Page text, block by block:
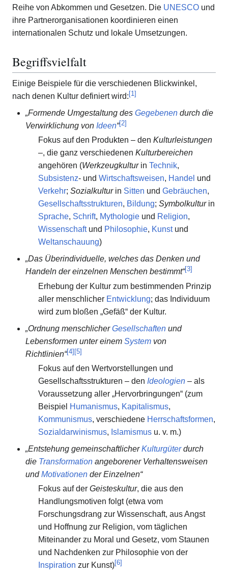
Reihe von Abkommen und Gesetzen. Die UNESCO und
ihre Partnerorganisationen koordinieren einen
internationalen Schutz und lokale Umsetzungen.
Begriffsvielfalt
Einige Beispiele für die verschiedenen Blickwinkel,
nach denen Kultur definiert wird: [1 ]
„Formende Umgestaltung des Gegebenendurch die
Verwirklichung von Ideen“[2]
Fokus auf den Produkten – denKulturleistungen
–, die ganz verschiedenenKulturbereichen
angehören (WerkzeugkulturinTechnik,
Subsistenz- undWirtschaftsweisen, Handel und
Verkehr;Sozialkulturin Sitten undGebräuchen,
Gesellschaftsstrukturen, Bildung;Symbolkulturin
Sprache, Schrift, Mythologie und Religion,
Wissenschaftund Philosophie, Kunstund
Weltanschauung)
„Das Überindividuelle, welches das Denken und
Handeln der einzelnen Menschen bestimmt“[3]
Erhebung der Kultur zum bestimmenden Prinzip
aller menschlicher Entwicklung; das Individuum
wird zum bloßen „Gefäß“ der Kultur.
„Ordnung menschlicherGesellschaftenund
Lebensformen unter einem Systemvon
Richtlinien“[4][5]
Fokus auf den Wertvorstellungen und
Gesellschaftsstrukturen – den Ideologien – als
Voraussetzung aller „Hervorbringungen“ (zum
Beispiel Humanismus, Kapitalismus,
Kommunismus, verschiedene Herrschaftsformen,
Sozialdarwinismus, Islamismus u. v. m.)
„Entstehung gemeinschaftlicherKulturgüterdurch
die Transformationangeborener Verhaltensweisen
undMotivationender Einzelnen“
Fokus auf derGeisteskultur, die aus den
Handlungsmotiven folgt (etwa vom
Forschungsdrang zur Wissenschaft, aus Angst
und Hoffnung zur Religion, vom täglichen
Miteinander zu Moral und Gesetz, vom Staunen
und Nachdenken zur Philosophie von der
Inspiration zur Kunst)[6]